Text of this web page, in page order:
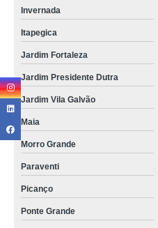
Invernada
Itapegica
Jardim Fortaleza
Jardim Presidente Dutra
Jardim Vila Galvão
Maia
Morro Grande
Paraventi
Picanço
Ponte Grande